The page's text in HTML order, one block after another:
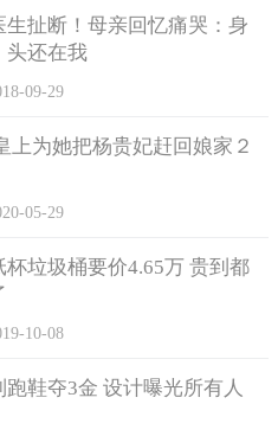
运功方法称为作用力流。在冰
那边产生断层也有某些繁杂的
这类的物品。
全是误传，并且依据新疆雪山
行了这些年，几乎也没有碰到
生扯断！母亲回忆痛哭：身
头还在我
09-29
上为她把杨贵妃赶回娘家２
05-29
杯垃圾桶要价4.65万 贵到都
10-08
鞋夺3金 设计曝光所有人